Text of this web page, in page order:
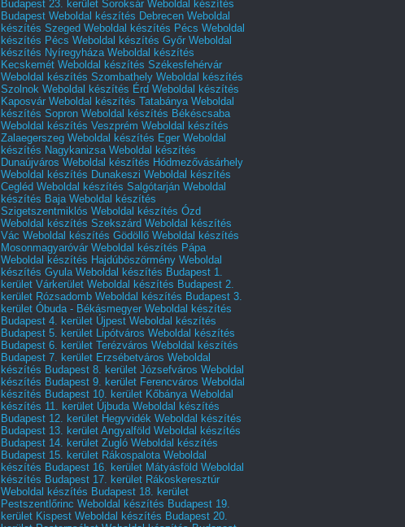
Budapest 23. kerület Soroksár Weboldal készítés
Budapest Weboldal készítés Debrecen Weboldal
készítés Szeged Weboldal készítés Pécs Weboldal
készítés Pécs Weboldal készítés Győr Weboldal
készítés Nyíregyháza Weboldal készítés
Kecskemét Weboldal készítés Székesfehérvár
Weboldal készítés Szombathely Weboldal készítés
Szolnok Weboldal készítés Érd Weboldal készítés
Kaposvár Weboldal készítés Tatabánya Weboldal
készítés Sopron Weboldal készítés Békéscsaba
Weboldal készítés Veszprém Weboldal készítés
Zalaegerszeg Weboldal készítés Eger Weboldal
készítés Nagykanizsa Weboldal készítés
Dunaújváros Weboldal készítés Hódmezővásárhely
Weboldal készítés Dunakeszi Weboldal készítés
Cegléd Weboldal készítés Salgótarján Weboldal
készítés Baja Weboldal készítés
Szigetszentmiklós Weboldal készítés Ózd
Weboldal készítés Szekszárd Weboldal készítés
Vác Weboldal készítés Gödöllő Weboldal készítés
Mosonmagyaróvár Weboldal készítés Pápa
Weboldal készítés Hajdúböszörmény Weboldal
készítés Gyula Weboldal készítés Budapest 1.
kerület Várkerület Weboldal készítés Budapest 2.
kerület Rózsadomb Weboldal készítés Budapest 3.
kerület Óbuda - Békásmegyer Weboldal készítés
Budapest 4. kerület Újpest Weboldal készítés
Budapest 5. kerület Lipótváros Weboldal készítés
Budapest 6. kerület Terézváros Weboldal készítés
Budapest 7. kerület Erzsébetváros Weboldal
készítés Budapest 8. kerület Józsefváros Weboldal
készítés Budapest 9. kerület Ferencváros Weboldal
készítés Budapest 10. kerület Kőbánya Weboldal
készítés 11. kerület Újbuda Weboldal készítés
Budapest 12. kerület Hegyvidék Weboldal készítés
Budapest 13. kerület Angyalföld Weboldal készítés
Budapest 14. kerület Zugló Weboldal készítés
Budapest 15. kerület Rákospalota Weboldal
készítés Budapest 16. kerület Mátyásföld Weboldal
készítés Budapest 17. kerület Rákoskeresztúr
Weboldal készítés Budapest 18. kerület
Pestszentlőrinc Weboldal készítés Budapest 19.
kerület Kispest Weboldal készítés Budapest 20.